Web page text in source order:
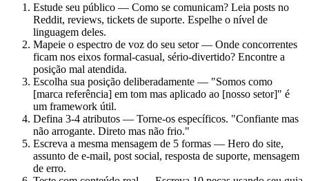
Estude seu público — Como se comunicam? Leia posts no
Reddit, reviews, tickets de suporte. Espelhe o nível de
linguagem deles.
Mapeie o espectro de voz do seu setor — Onde concorrentes
ficam nos eixos formal-casual, sério-divertido? Encontre a
posição mal atendida.
Escolha sua posição deliberadamente — "Somos como
[marca referência] em tom mas aplicado ao [nosso setor]" é
um framework útil.
Defina 3-4 atributos — Torne-os específicos. "Confiante mas
não arrogante. Direto mas não frio."
Escreva a mesma mensagem de 5 formas — Hero do site,
assunto de e-mail, post social, resposta de suporte, mensagem
de erro.